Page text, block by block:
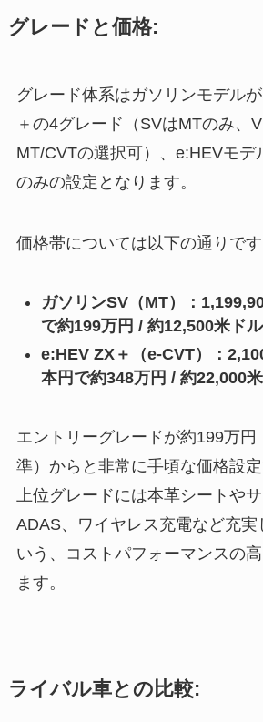
グレードと価格:
グレード体系はガソリンモデル
＋の4グレード（SVはMTのみ、
MT/CVTの選択可）、e:HEVモデ
のみの設定となります。
価格帯については以下の通りです
ガソリンSV（MT）：
で約199万円 / 約12,500米ドル
e:HEV ZX＋（e-CVT）：
本円で約348万円 / 約22,000米
エントリーグレードが約199万円
準）からと非常に手頃な価格設定
上位グレードには本革シートやサ
ADAS、ワイヤレス充電など充実
いう、コストパフォーマンスの
ます。
ライバル車との比較: